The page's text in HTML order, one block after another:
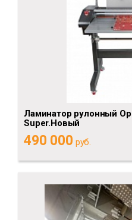
Ламинатор рулонный
Super.Новый
490 000 руб.